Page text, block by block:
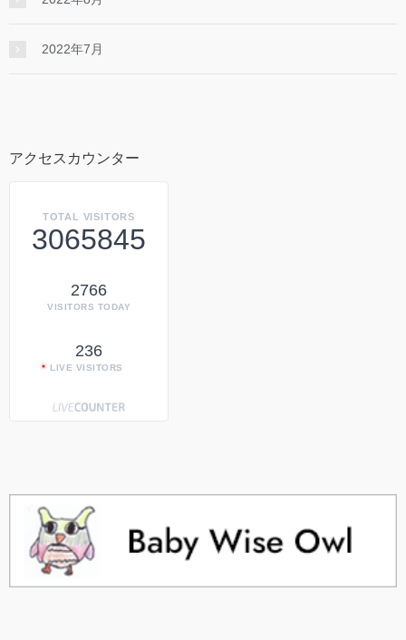
2022年7月
アクセスカウンター
TOTAL VISITORS
3065845
2766
VISITORS TODAY
236
LIVE VISITORS